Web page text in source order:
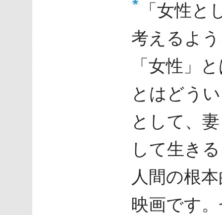
「女性
考えるよ
「女性」
とはどう
として、
して生き
人間の根
映画です